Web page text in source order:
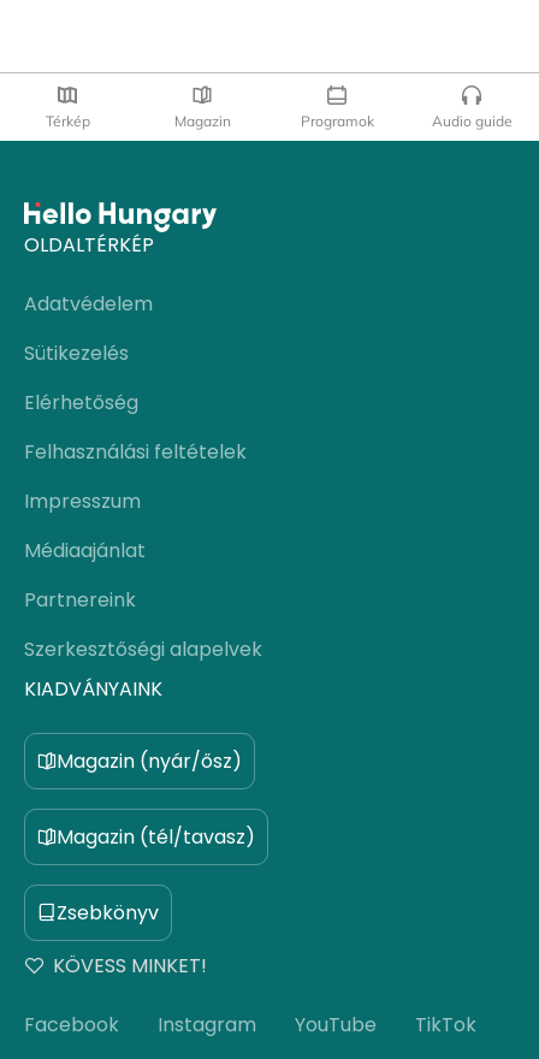
Térkép Magazin Programok Audio guide
OLDALTÉRKÉP
Adatvédelem
Sütikezelés
Elérhetőség
Felhasználási feltételek
Impresszum
Médiaajánlat
Partnereink
Szerkesztőségi alapelvek
KIADVÁNYAINK
Magazin (nyár/ősz)
Magazin (tél/tavasz)
Zsebkönyv
KÖVESS MINKET!
Facebook Instagram YouTube TikTok